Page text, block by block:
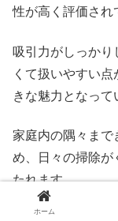
性が高く評価され
吸引力がしっか
くて扱いやすい
きな魅力となって
家庭内の隅々まで
め、日々の掃除が
たれます。
ホーム